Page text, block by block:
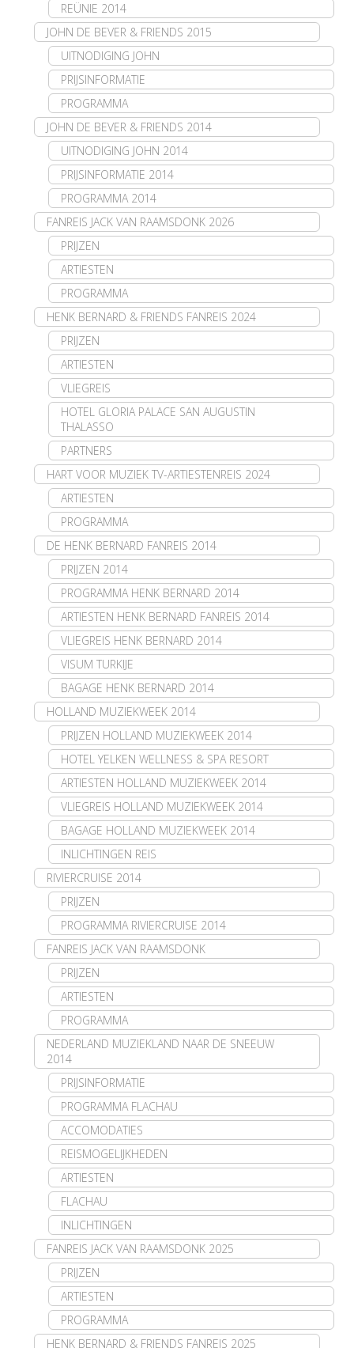
REÜNIE 2014
JOHN DE BEVER & FRIENDS 2015
UITNODIGING JOHN
PRIJSINFORMATIE
PROGRAMMA
JOHN DE BEVER & FRIENDS 2014
UITNODIGING JOHN 2014
PRIJSINFORMATIE 2014
PROGRAMMA 2014
FANREIS JACK VAN RAAMSDONK 2026
PRIJZEN
ARTIESTEN
PROGRAMMA
HENK BERNARD & FRIENDS FANREIS 2024
PRIJZEN
ARTIESTEN
VLIEGREIS
HOTEL GLORIA PALACE SAN AUGUSTIN
THALASSO
PARTNERS
HART VOOR MUZIEK TV-ARTIESTENREIS 2024
ARTIESTEN
PROGRAMMA
DE HENK BERNARD FANREIS 2014
PRIJZEN 2014
PROGRAMMA HENK BERNARD 2014
ARTIESTEN HENK BERNARD FANREIS 2014
VLIEGREIS HENK BERNARD 2014
VISUM TURKIJE
BAGAGE HENK BERNARD 2014
HOLLAND MUZIEKWEEK 2014
PRIJZEN HOLLAND MUZIEKWEEK 2014
HOTEL YELKEN WELLNESS & SPA RESORT
ARTIESTEN HOLLAND MUZIEKWEEK 2014
VLIEGREIS HOLLAND MUZIEKWEEK 2014
BAGAGE HOLLAND MUZIEKWEEK 2014
INLICHTINGEN REIS
RIVIERCRUISE 2014
PRIJZEN
PROGRAMMA RIVIERCRUISE 2014
FANREIS JACK VAN RAAMSDONK
PRIJZEN
ARTIESTEN
PROGRAMMA
NEDERLAND MUZIEKLAND NAAR DE SNEEUW
2014
PRIJSINFORMATIE
PROGRAMMA FLACHAU
ACCOMODATIES
REISMOGELIJKHEDEN
ARTIESTEN
FLACHAU
INLICHTINGEN
FANREIS JACK VAN RAAMSDONK 2025
PRIJZEN
ARTIESTEN
PROGRAMMA
HENK BERNARD & FRIENDS FANREIS 2025